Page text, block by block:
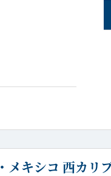
メキシコ 西カ